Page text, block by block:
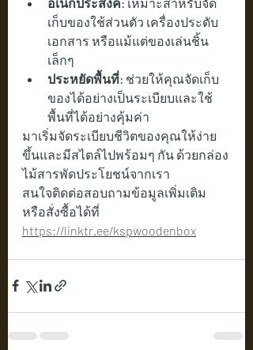
เก็บของใช้ส่วนตัว เครื่องประดับ
เอกสาร หรือแม้แต่ของเล่นชิ้น
เล็กๆ
ประหยัดพื้นที่: ช่วยให้คุณจัดเก็บ
ของได้อย่างเป็นระเบียบและใช้
พื้นที่ได้อย่างคุ้มค่า
มาเริ่มจัดระเบียบชีวิตของคุณให้ง่าย
ขึ้นและมีสไตล์ไปพร้อมๆ กัน ด้วยกล่อง
ไม้สารพัดประโยชน์จากเรา
สนใจติดต่อสอบถามข้อมูลเพิ่มเติม
หรือสั่งซื้อได้ที่
https://linktr.ee/kspwoodenbox